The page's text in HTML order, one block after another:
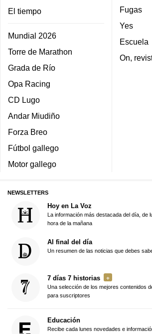
El tiempo
Mundial 2026
Torre de Marathon
Grada de Río
Opa Racing
CD Lugo
Andar Miudiño
Forza Breo
Fútbol gallego
Motor gallego
Fugas
Yes
Escuela
On,
NEWSLETTERS
Hoy en La Voz
La información más destacada del día, de
hora de la mañana
Al final del día
Un resumen de las noticias que debes
7 días 7 historias
Una selección de los mejores contenidos
para suscriptores
Educación
Recibe cada lunes novedades e